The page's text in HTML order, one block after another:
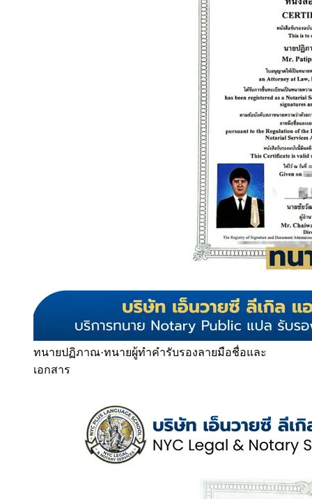
ทนายปฏิภาณ·ทนายผู้ทำคำรับรองลายมือชื่อและ
เอกสาร